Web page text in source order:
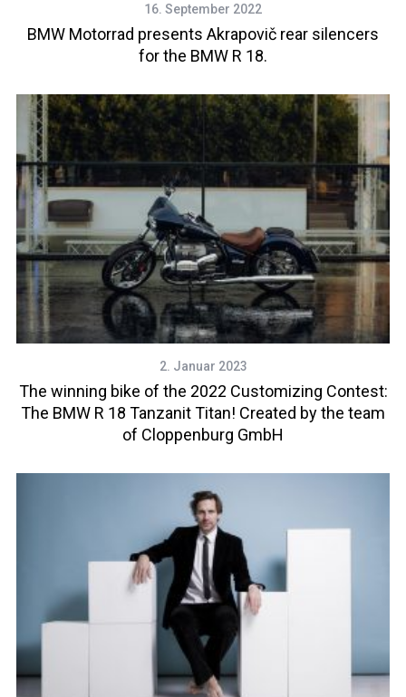
16. September 2022
BMW Motorrad presents Akrapovič rear silencers
for the BMW R 18.
2. Januar 2023
The winning bike of the 2022 Customizing Contest:
The BMW R 18 Tanzanit Titan! Created by the team
of Cloppenburg GmbH